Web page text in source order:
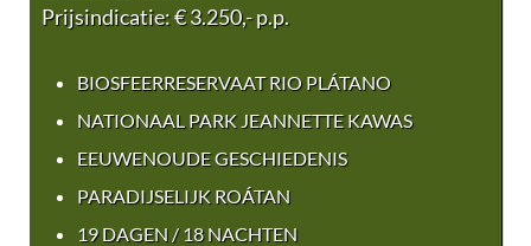
Prijsindicatie: € 3.250,- p.p.
BIOSFEERRESERVAAT RIO PLÁTANO
NATIONAAL PARK JEANNETTE KAWAS
EEUWENOUDE GESCHIEDENIS
PARADIJSELIJK ROÁTAN
19 DAGEN / 18 NACHTEN